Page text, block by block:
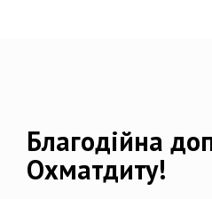
Благодійна
Охматдиту!